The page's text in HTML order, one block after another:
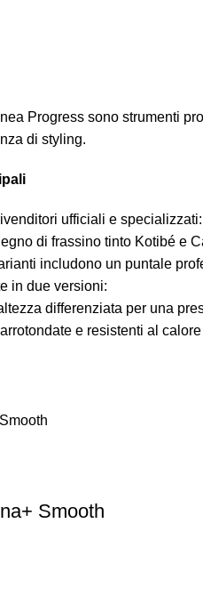
Progress sono strumenti
di styling.
ufficiali e specializzati:
di frassino tinto Kotibé e
includono un puntale
in due versioni:
differenziata per una
e resistenti al
Smooth